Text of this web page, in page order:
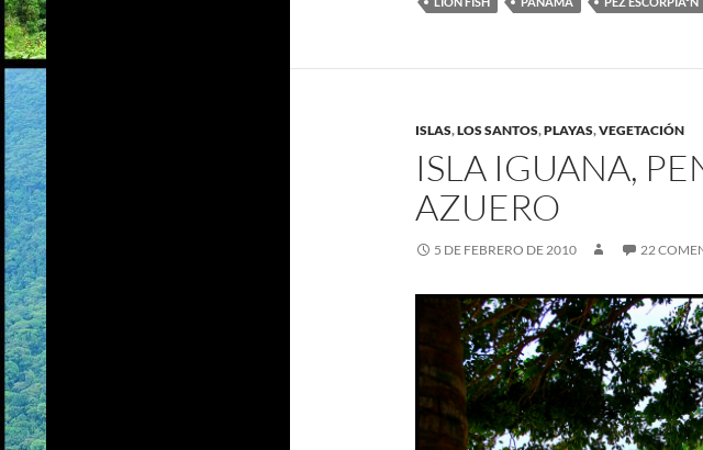
ISLAS,LOS SANTOS,PLAYAS,VEGETACIÓN
ISLA IGUANA,
AZUERO
5 DE FEBRERO DE 2010 22